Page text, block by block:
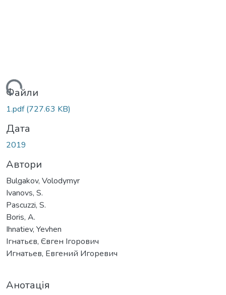
Файли
1.pdf(727.63 KB)
Дата
2019
Автори
Bulgakov, Volodymyr
Ivanovs, S.
Pascuzzi, S.
Boris, A.
Ihnatiev, Yevhen
Ігнатьєв, Євген Ігорович
Игнатьев, Евгений Игоревич
Анотація